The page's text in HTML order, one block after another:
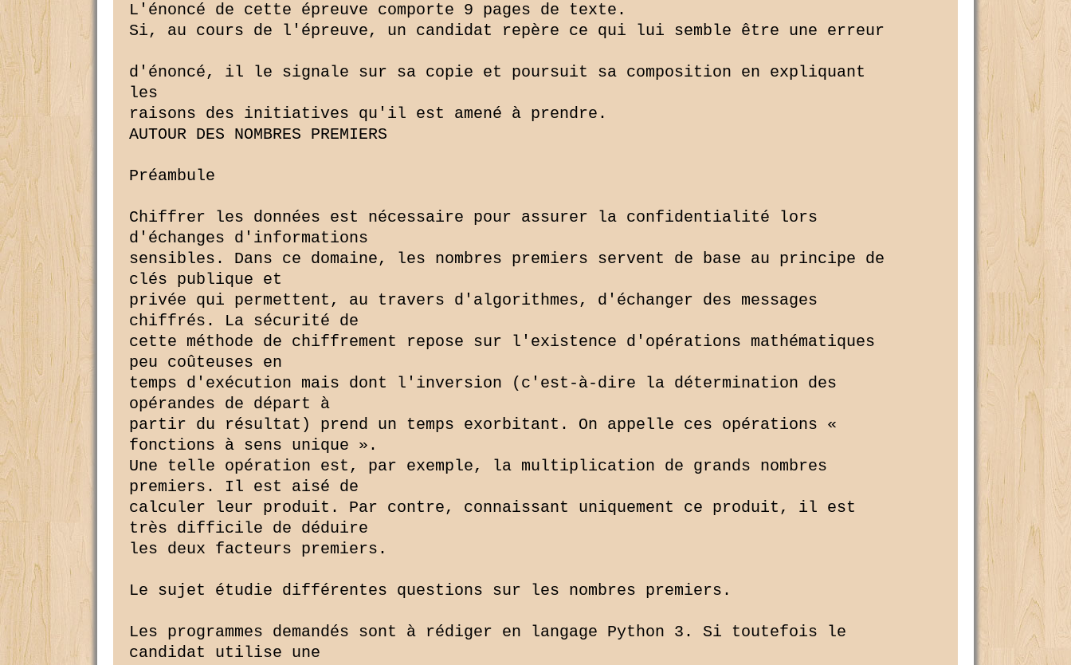
L'énoncé de cette épreuve comporte 9 pages de texte.
Si, au cours de l'épreuve, un candidat repère ce qui lui semble être une erreur
d'énoncé, il le signale sur sa copie et poursuit sa composition en expliquant
les
raisons des initiatives qu'il est amené à prendre.
AUTOUR DES NOMBRES PREMIERS
Préambule
Chiffrer les données est nécessaire pour assurer la confidentialité lors
d'échanges d'informations
sensibles. Dans ce domaine, les nombres premiers servent de base au principe de
clés publique et
privée qui permettent, au travers d'algorithmes, d'échanger des messages
chiffrés. La sécurité de
cette méthode de chiffrement repose sur l'existence d'opérations mathématiques
peu coûteuses en
temps d'exécution mais dont l'inversion (c'est-à-dire la détermination des
opérandes de départ à
partir du résultat) prend un temps exorbitant. On appelle ces opérations «
fonctions à sens unique ».
Une telle opération est, par exemple, la multiplication de grands nombres
premiers. Il est aisé de
calculer leur produit. Par contre, connaissant uniquement ce produit, il est
très difficile de déduire
les deux facteurs premiers.
Le sujet étudie différentes questions sur les nombres premiers.
Les programmes demandés sont à rédiger en langage Python 3. Si toutefois le
candidat utilise une